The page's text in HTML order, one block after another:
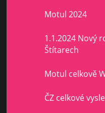
Motul 2024
1.1.2024 Nový
Štítarech
Motul celkově
ČZ celkové